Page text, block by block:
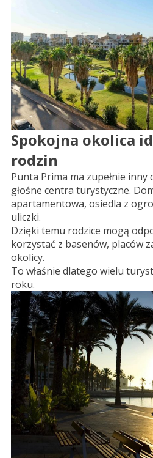
Spokojna okolica
rodzin
Punta Prima ma zupełnie inny
głośne centra turystyczne.
apartamentowa, osiedla z
uliczki.
Dzięki temu rodzice mogą
korzystać z basenów, placów
okolicy.
To właśnie dlatego wielu
roku.